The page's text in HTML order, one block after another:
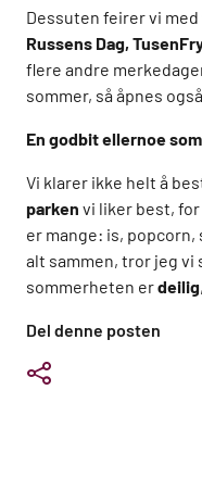
Del denne posten
Dessuten feirer vi
Russens Dag,
flere andre
sommer, så åpnes også
En godbit ellernoe
Vi klarer ikke helt å
parken vi liker best,
er mange: is, popcorn,
alt sammen, tror jeg vi
sommerheten erdeilig